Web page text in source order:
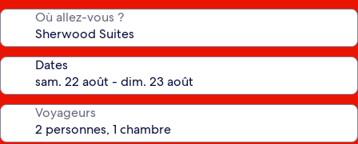
Où allez-vous ?
Dates
Voyageurs